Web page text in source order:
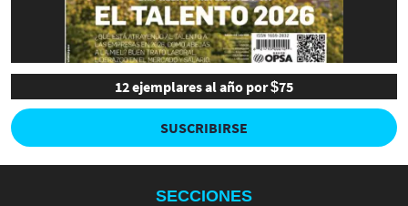
12 ejemplares al año por $75
SUSCRIBIRSE
SECCIONES